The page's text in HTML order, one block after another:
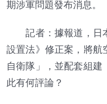
期涉軍問題發布消息。
記者：據報道，日
設置法》修正案，將航
自衛隊」，並配套組建
此有何評論？